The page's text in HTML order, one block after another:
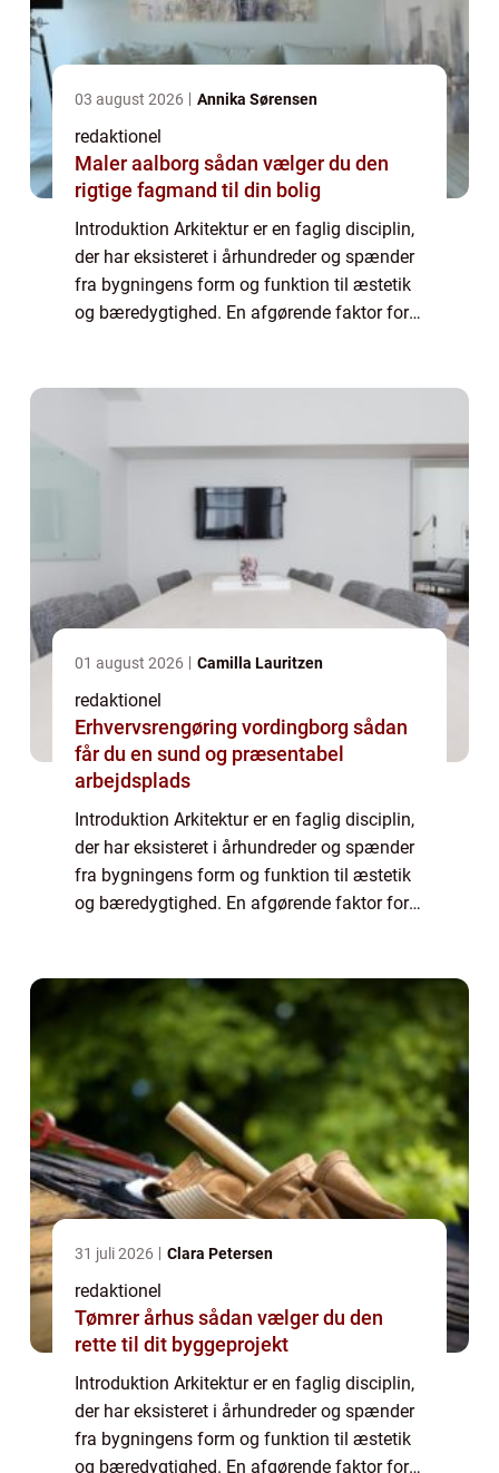
03 august 2026 Annika Sørensen
redaktionel
Maler aalborg sådan vælger du den
rigtige fagmand til din bolig
Introduktion Arkitektur er en faglig disciplin,
der har eksisteret i århundreder og spænder
fra bygningens form og funktion til æstetik
og bæredygtighed. En afgørende faktor for
01 august 2026 Camilla Lauritzen
redaktionel
Erhvervsrengøring vordingborg sådan
får du en sund og præsentabel
arbejdsplads
Introduktion Arkitektur er en faglig disciplin,
der har eksisteret i århundreder og spænder
fra bygningens form og funktion til æstetik
og bæredygtighed. En afgørende faktor for
31 juli 2026 Clara Petersen
redaktionel
Tømrer århus sådan vælger du den
rette til dit byggeprojekt
Introduktion Arkitektur er en faglig disciplin,
der har eksisteret i århundreder og spænder
fra bygningens form og funktion til æstetik
og bæredygtighed. En afgørende faktor for